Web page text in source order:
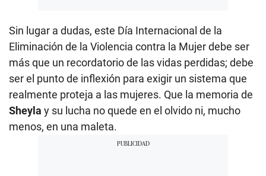
Sin lugar a dudas, este Día Internacional de la
Eliminación de la Violencia contra la Mujer debe ser
más que un recordatorio de las vidas perdidas; debe
ser el punto de inflexión para exigir un sistema que
realmente proteja a las mujeres. Que la memoria de
Sheyla y su lucha no quede en el olvido ni, mucho
menos, en una maleta.